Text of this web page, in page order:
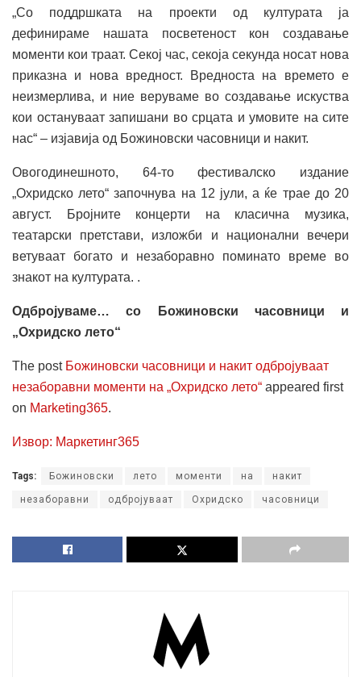
„Со поддршката на проекти од културата ја
дефинираме нашата посветеност кон создавање
моменти кои траат. Секој час, секоја секунда носат нова
приказна и нова вредност. Вредноста на времето е
неизмерлива, и ние веруваме во создавање искуства
кои остануваат запишани во срцата и умовите на сите
нас“ – изјавија од Божиновски часовници и накит.
Овогодинешното, 64-то фестивалско издание
„Охридско лето“ започнува на 12 јули, а ќе трае до 20
август. Бројните концерти на класична музика,
театарски претстави, изложби и национални вечери
ветуваат богато и незаборавно поминато време во
знакот на културата. .
Одбројуваме… со Божиновски часовници и
„Охридско лето“
The post Божиновски часовници и накит одбројуваат
незаборавни моменти на „Охридско лето“ appeared first
on Marketing365.
Извор: Маркетинг365
Tags: Божиновски лето моменти на накит
незаборавни одбројуваат Охридско часовници